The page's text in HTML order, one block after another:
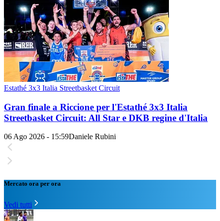
Estathé 3x3 Italia Streetbasket Circuit
Gran finale a Riccione per l'Estathé 3x3 Italia
Streetbasket Circuit: All Star e DKB regine d'Italia
06 Ago 2026 - 15:59Daniele Rubini
Mercato ora per ora
Vedi tutti